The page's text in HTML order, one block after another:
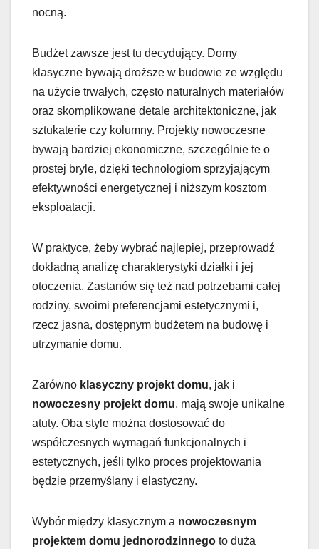
nocną.
Budżet zawsze jest tu decydujący. Domy
klasyczne bywają droższe w budowie ze względu
na użycie trwałych, często naturalnych materiałów
oraz skomplikowane detale architektoniczne, jak
sztukaterie czy kolumny. Projekty nowoczesne
bywają bardziej ekonomiczne, szczególnie te o
prostej bryle, dzięki technologiom sprzyjającym
efektywności energetycznej i niższym kosztom
eksploatacji.
W praktyce, żeby wybrać najlepiej, przeprowadź
dokładną analizę charakterystyki działki i jej
otoczenia. Zastanów się też nad potrzebami całej
rodziny, swoimi preferencjami estetycznymi i,
rzecz jasna, dostępnym budżetem na budowę i
utrzymanie domu.
Zarówno klasyczny projekt domu, jak i
nowoczesny projekt domu, mają swoje unikalne
atuty. Oba style można dostosować do
współczesnych wymagań funkcjonalnych i
estetycznych, jeśli tylko proces projektowania
będzie przemyślany i elastyczny.
Wybór między klasycznym a nowoczesnym
projektem domu jednorodzinnego to duża